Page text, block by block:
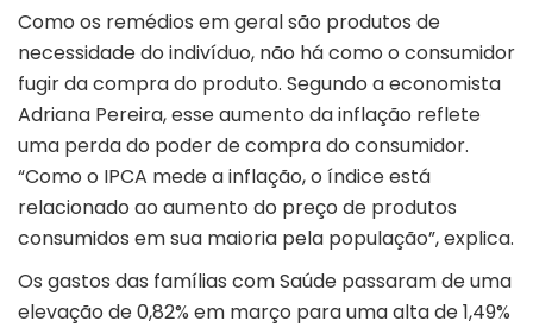
Como os remédios em geral são produtos de
necessidade do indivíduo, não há como o consumidor
fugir da compra do produto. Segundo a economista
Adriana Pereira, esse aumento da inflação reflete
uma perda do poder de compra do consumidor.
“Como o IPCA mede a inflação, o índice está
relacionado ao aumento do preço de produtos
consumidos em sua maioria pela população”, explica.
Os gastos das famílias com Saúde passaram de uma
elevação de 0,82% em março para uma alta de 1,49%